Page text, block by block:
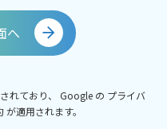
へ
れており、 Google の プライバ
が適用されます。